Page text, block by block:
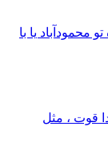
محمودآباد یا با
قوت ، مثل